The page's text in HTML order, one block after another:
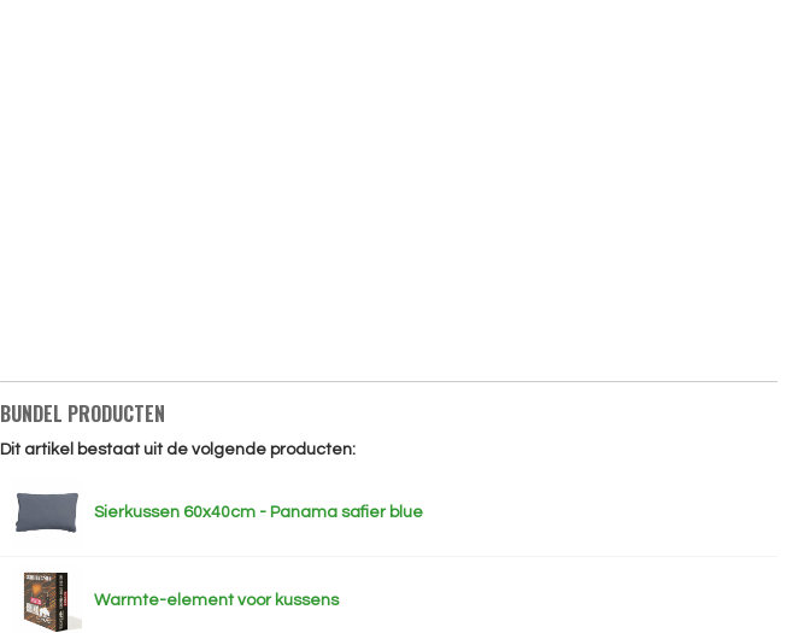
BUNDEL PRODUCTEN
Dit artikel bestaat uit de volgende producten:
Sierkussen 60x40cm - Panama safier blue
Warmte-element voor kussens